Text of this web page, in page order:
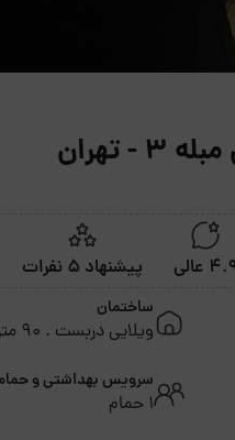
عالی پیشنهاد 5 نفرات
ساختمان
ویلایی دربست . 90 متر بنا . 1 اتاق
سرویس بهداشتی و
1 حمام